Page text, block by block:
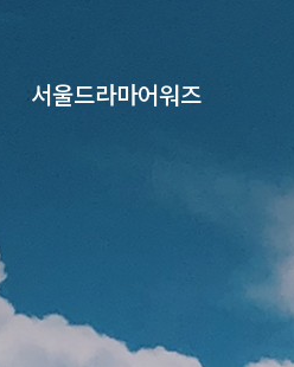
서울드라마어워즈